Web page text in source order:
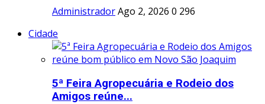
AdministradorAgo 2, 2026 0 296
Cidade
5ª Feira Agropecuária e Rodeio dos
Amigos reúne...